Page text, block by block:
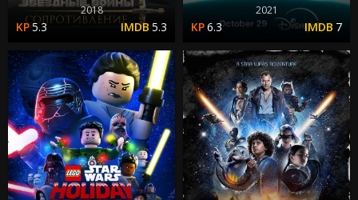
2018
5.3 5.3
2021
6.3 7